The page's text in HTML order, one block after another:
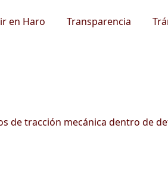
en Haro Transparencia
de tracción mecánica dentro de